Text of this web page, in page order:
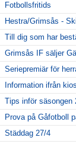
Fotbollsfritids
Hestra/Grimsås -
Till dig som har
Grimsås IF säljer
Seriepremiär för
Information ifrån
Tips inför säsongen
Prova på Gåfotboll
Städdag 27/4